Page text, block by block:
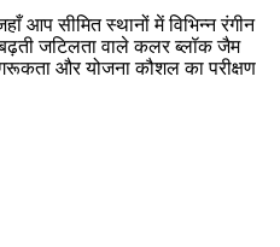
आप सीमित स्थानों में विभिन्न रंगीन
जटिलता वाले कलर ब्लॉक जैम
और योजना कौशल का परीक्षण